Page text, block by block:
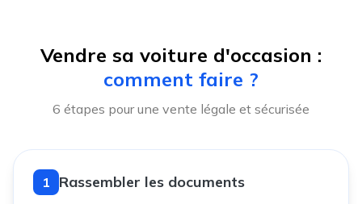
Vendre sa voiture d'occasion :
comment faire ?
6 étapes pour une vente légale et sécurisée
1 Rassembler les documents